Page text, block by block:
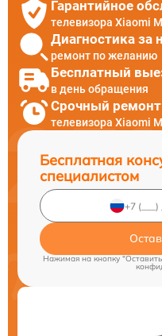
Гарантийное
телевизора Xiaomi
Диагностика за
ремонт по желанию
Бесплатный
в день обращения
Срочный ремонт
телевизора Xiaomi
Бесплатная
специалистом
Нажимая на кнопку